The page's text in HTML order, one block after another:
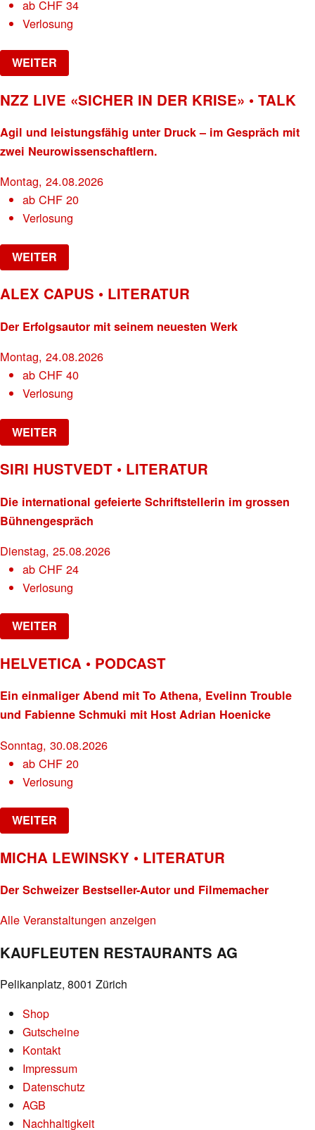
abCHF 34
Verlosung
WEITER
NZZ LIVE «SICHER IN DER KRISE» • TALK
Agil und leistungsfähig unter Druck – im Gespräch mit
zwei Neurowissenschaftlern.
Montag, 24.08.2026
abCHF 20
Verlosung
WEITER
ALEX CAPUS • LITERATUR
Der Erfolgsautor mit seinem neuesten Werk
Montag, 24.08.2026
abCHF 40
Verlosung
WEITER
SIRI HUSTVEDT • LITERATUR
Die international gefeierte Schriftstellerin im grossen
Bühnengespräch
Dienstag, 25.08.2026
abCHF 24
Verlosung
WEITER
HELVETICA • PODCAST
Ein einmaliger Abend mit To Athena, Evelinn Trouble
und Fabienne Schmuki mit Host Adrian Hoenicke
Sonntag, 30.08.2026
abCHF 20
Verlosung
WEITER
MICHA LEWINSKY • LITERATUR
Der Schweizer Bestseller-Autor und Filmemacher
Alle Veranstaltungen anzeigen
KAUFLEUTEN RESTAURANTS AG
Pelikanplatz, 8001 Zürich
Shop
Gutscheine
Kontakt
Impressum
Datenschutz
AGB
Nachhaltigkeit